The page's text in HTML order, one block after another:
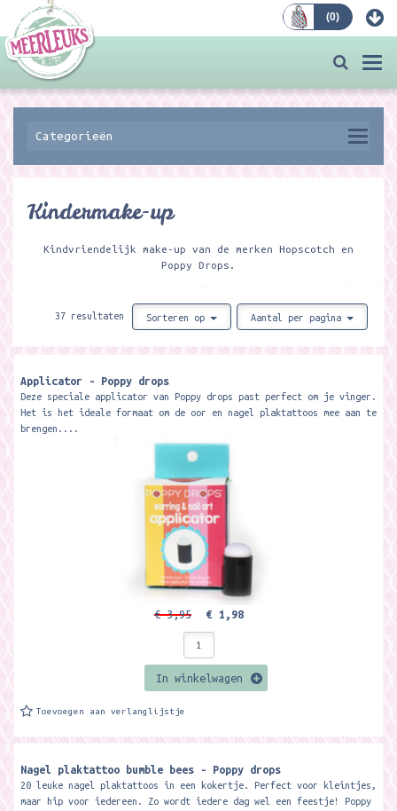
(0)
Categorieën
Kindermake-up
Kindvriendelijk make-up van de merken Hopscotch en
Poppy Drops.
37 resultaten Sorteren op Aantal per pagina
Applicator - Poppy drops
Deze speciale applicator van Poppy drops past perfect om je vinger.
Het is het ideale formaat om de oor en nagel plaktattoos mee aan te
brengen....
€ 3,95 € 1,98
In winkelwagen
Toevoegen aan verlanglijstje
Nagel plaktattoo bumble bees - Poppy drops
20 leuke nagel plaktattoos in een kokertje. Perfect voor kleintjes,
maar hip voor iedereen. Zo wordt iedere dag wel een feestje! Poppy